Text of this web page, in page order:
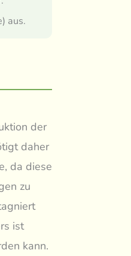
aus.
der
daher
da diese
zu
ist
kann.